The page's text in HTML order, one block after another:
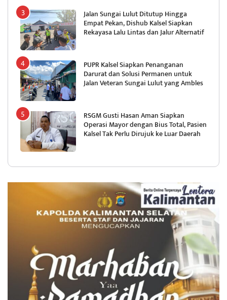
Jalan Sungai Lulut Ditutup Hingga
Empat Pekan, Dishub Kalsel Siapkan
Rekayasa Lalu Lintas dan Jalur Alternatif
PUPR Kalsel Siapkan Penanganan
Darurat dan Solusi Permanen untuk
Jalan Veteran Sungai Lulut yang Ambles
RSGM Gusti Hasan Aman Siapkan
Operasi Mayor dengan Bius Total, Pasien
Kalsel Tak Perlu Dirujuk ke Luar Daerah